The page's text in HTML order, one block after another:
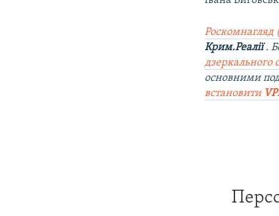
Роскомнагляд
Крим.Реалії.
дзеркального
основними
встановити